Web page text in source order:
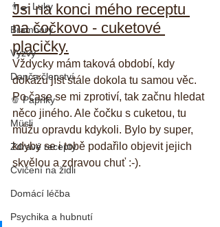
👨‍🍳 Luky
Brambory
Výzvy
Danča členství
🫑 Papriky
Müsli
Zdravé recepty
Cvičení na židli
Domácí léčba
Psychika a hubnutí
Jsi na konci mého receptu
na čočkovo - cuketové
placičky.
Vždycky mám taková období, kdy
dokážu jíst stále dokola tu samou věc.
Po čase se mi zprotiví, tak začnu hledat
něco jiného. Ale čočku s cuketou, tu
můžu opravdu kdykoli. Bylo by super,
kdyby se i tobě podařilo objevit jejich
skvělou a zdravou chuť :-).